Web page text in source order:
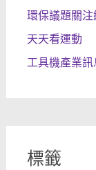
環保議題關注
天天看運動
工具機產業訊
標籤